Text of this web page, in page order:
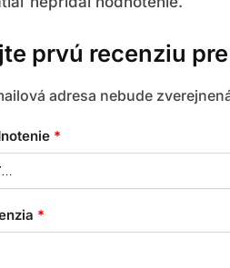
prvú recenziu
adresa nebude
*
*